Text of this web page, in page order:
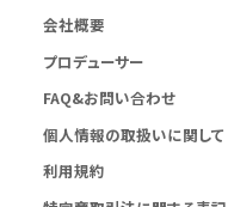
会社概要
プロデューサー
FAQ&お問い合わせ
個人情報の取扱いに関して
利用規約